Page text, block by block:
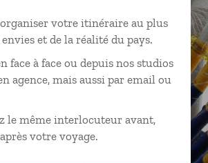
votre itinéraire au plus
et de la réalité du pays.
face à face ou depuis nos studios
agence, mais aussi par email ou
le même interlocuteur avant,
votre voyage.